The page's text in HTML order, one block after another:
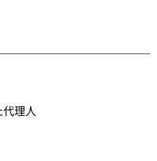
理人